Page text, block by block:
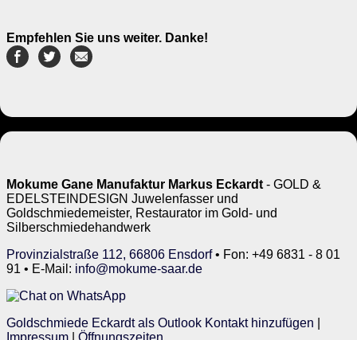
Empfehlen Sie uns weiter. Danke!
Mokume Gane Manufaktur Markus Eckardt - GOLD &
EDELSTEINDESIGN Juwelenfasser und
Goldschmiedemeister, Restaurator im Gold- und
Silberschmiedehandwerk
Provinzialstraße 112, 66806 Ensdorf• Fon: +49 6831 - 8 01
91 • E-Mail: info@mokume-saar.de
Goldschmiede Eckardt als Outlook Kontakt hinzufügen
Impressum
Öffnungszeiten